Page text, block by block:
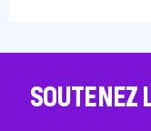
SOUTENEZ